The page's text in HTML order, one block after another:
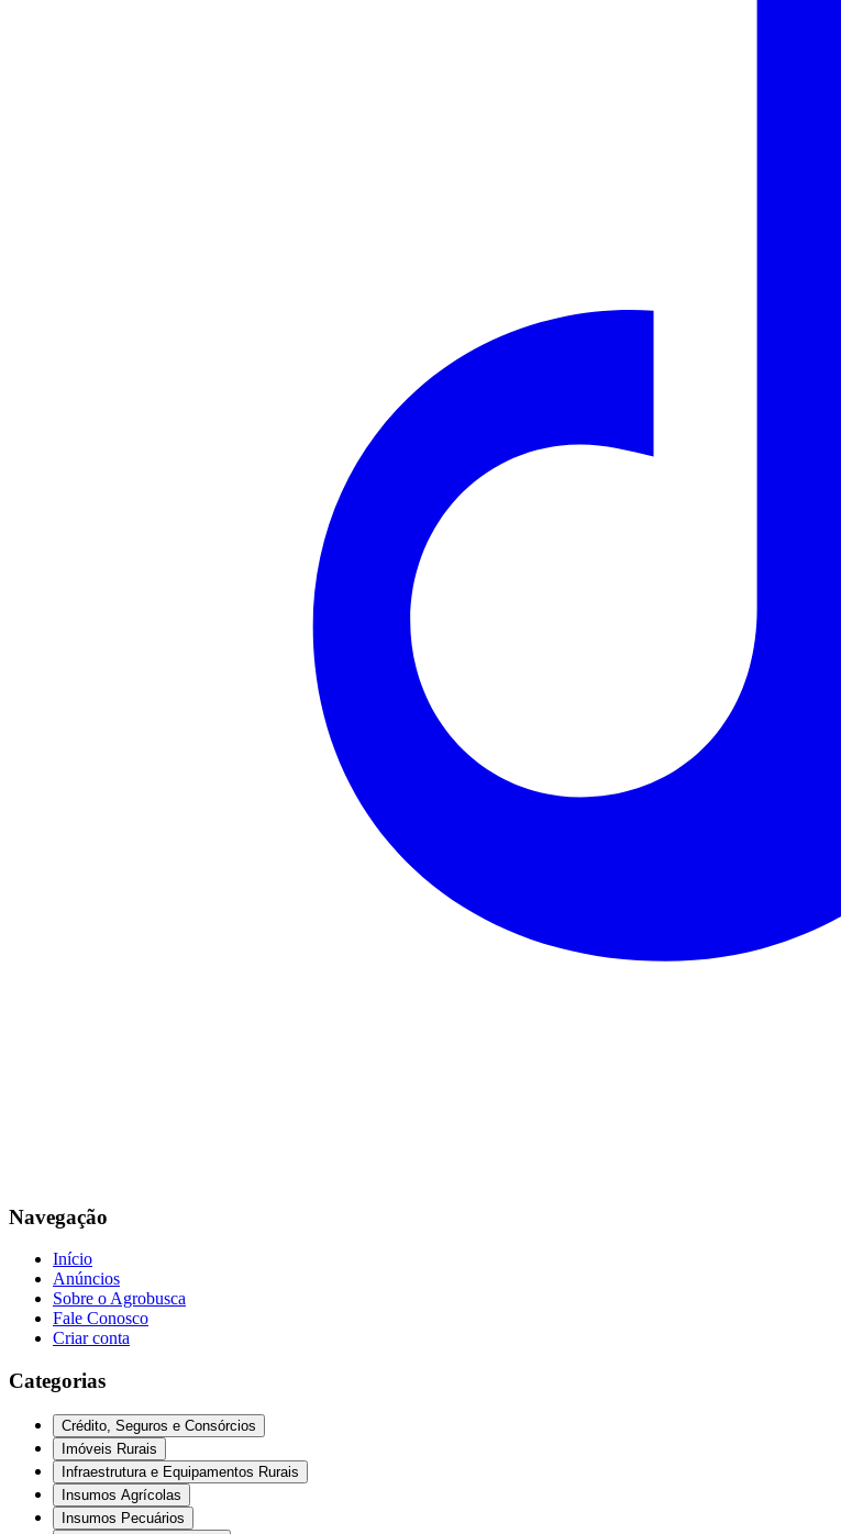
Navegação
Início
Anúncios
Sobre o Agrobusca
Fale Conosco
Criar conta
Categorias
Crédito, Seguros e Consórcios
Imóveis Rurais
Infraestrutura e Equipamentos Rurais
Insumos Agrícolas
Insumos Pecuários